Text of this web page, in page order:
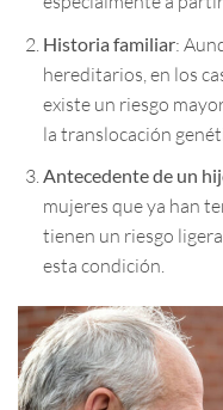
Historia familiar:
hereditarios, en los
existe un riesgo
la translocación
Antecedente de un
mujeres que ya han
tienen un riesgo
esta condición.